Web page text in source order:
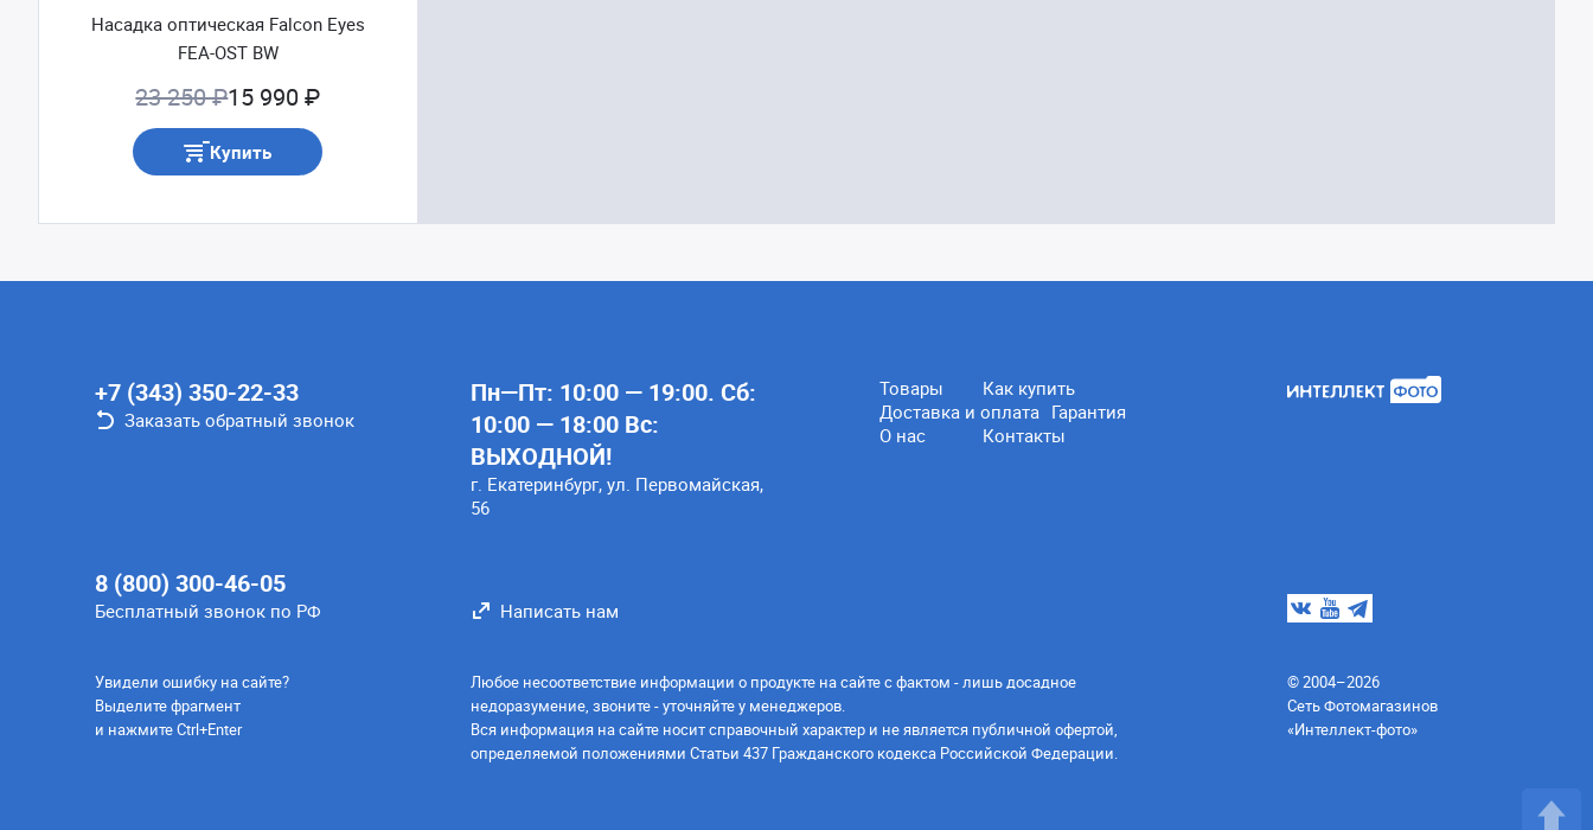
Насадка оптическая Falcon Eyes
FEA-OST BW
23 250 ₽15 990 ₽
Купить
+7 (343) 350-22-33
Заказать обратный звонок
8 (800) 300-46-05
Бесплатный звонок по РФ
Пн—Пт: 10:00 — 19:00. Сб:
10:00 — 18:00 Вс:
ВЫХОДНОЙ!
г. Екатеринбург, ул. Первомайская,
56
Товары
Как купить
Доставка и оплата Гарантия
О нас
Контакты
Написать нам
Увидели ошибку на сайте?
Выделите фрагмент
и нажмите Ctrl+Enter
Любое несоответствие информации о продукте на сайте с фактом - лишь досадное
недоразумение, звоните - уточняйте у менеджеров.
Вся информация на сайте носит справочный характер и не является публичной офертой,
определяемой положениями Статьи 437 Гражданского кодекса Российской Федерации.
© 2004–2026
Сеть Фотомагазинов
«Интеллект-фото»